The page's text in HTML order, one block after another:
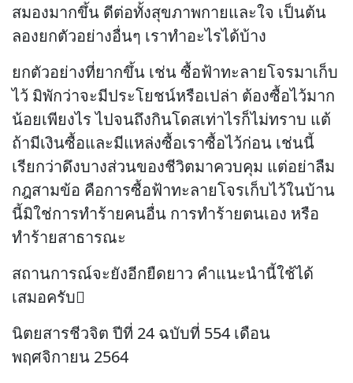
สมองมากขึ้น ดีต่อทั้งสุขภาพกายและใจ เป็นต้น
ลองยกตัวอย่างอื่นๆ เราทำอะไรได้บ้าง
ยกตัวอย่างที่ยากขึ้น เช่น ซื้อฟ้าทะลายโจรมาเก็บ
ไว้ มิพักว่าจะมีประโยชน์หรือเปล่า ต้องซื้อไว้มาก
น้อยเพียงไร ไปจนถึงกินโดสเท่าไรก็ไม่ทราบ แต้
ถ้ามีเงินซื้อและมีแหล่งซื้อเราซื้อไว้ก่อน เช่นนี้
เรียกว่าดึงบางส่วนของชีวิตมาควบคุม แต่อย่าลืม
กฎสามข้อ คือการซื้อฟ้าทะลายโจรเก็บไว้ในบ้าน
นี้มิใช่การทำร้ายคนอื่น การทำร้ายตนเอง หรือ
ทำร้ายสาธารณะ
สถานการณ์จะยังอีกยืดยาว คำแนะนำนี้ใช้ได้
เสมอครับ
นิตยสารชีวจิต ปีที่ 24 ฉบับที่ 554 เดือน
พฤศจิกายน 2564